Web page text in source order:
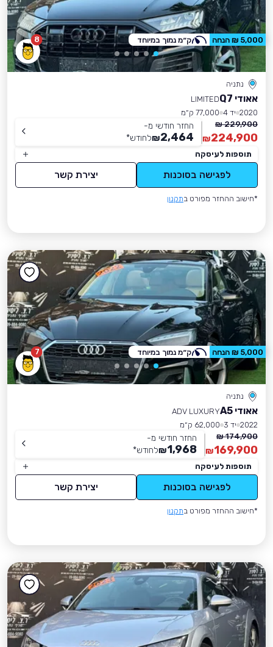
8
נתניה
אאודי Q7
LIMITED
2020 יד 4
77,000 ק״מ
229,900 ₪
224,900
₪
החזר חודשי מ-
2,464
₪לחודש*
תוספות לעיסקה
לפגישה בסוכנות יצירת קשר
*חישוב ההחזר מפורט בתקנון
5,000 ₪ הנחה ק״מ נמוך במיוחד
7
נתניה
אאודי A5
ADV LUXURY
2022 יד 3
62,000 ק״מ
174,900 ₪
169,900
₪
החזר חודשי מ-
1,968
₪לחודש*
תוספות לעיסקה
לפגישה בסוכנות יצירת קשר
*חישוב ההחזר מפורט בתקנון
5,000 ₪ הנחה ק״מ נמוך במיוחד